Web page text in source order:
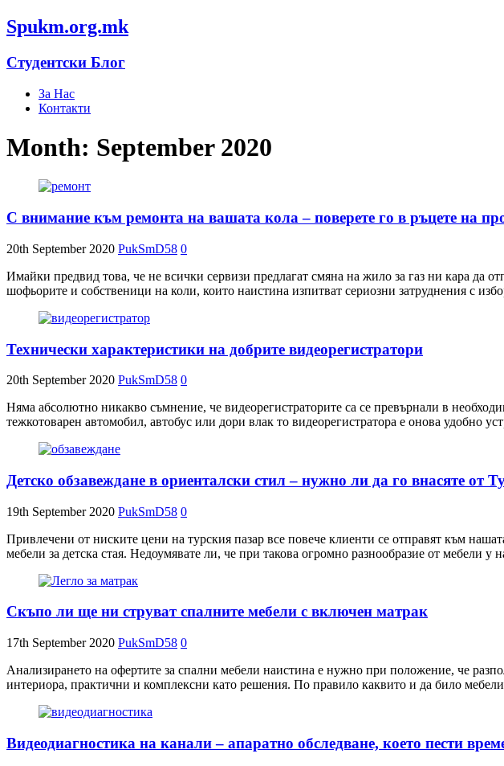
Spukm.org.mk
Студентски Блог
За Нас
Контакти
Month: September 2020
С внимание към ремонта на вашата кола – поверете го в ръцете на
20th September 2020 PukSmD58 0
Имайки предвид това, че не всички сервизи предлагат смяна на жило за газ ни кара да
шофьорите и собственици на коли, които наистина изпитват сериозни затруднения с
Технически характеристики на добрите видеорегистратори
20th September 2020 PukSmD58 0
Няма абсолютно никакво съмнение, че видеорегистраторите са се превърнали в
тежкотоварен автомобил, автобус или дори влак то видеорегистратора е онова удобно
Детско обзавеждане в ориенталски стил – нужно ли да го внасяте от
19th September 2020 PukSmD58 0
Привлечени от ниските цени на турския пазар все повече клиенти се отправят към
мебели за детска стая. Недоумявате ли, че при такова огромно разнообразие от мебели у
Скъпо ли ще ни струват спалните мебели с включен матрак
17th September 2020 PukSmD58 0
Анализирането на офертите за спални мебели наистина е нужно при положение, че
интериора, практични и комплексни като решения. По правило каквито и да било
Видеодиагностика на канали – апаратно обследване, което пести